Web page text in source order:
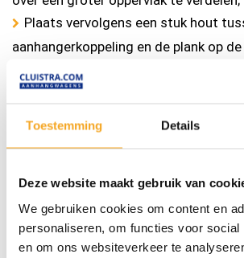
Toestemming Details
Deze website maakt gebruik van
We gebruiken cookies om content en
personaliseren, om functies voor social
en om ons websiteverkeer te
Plaats vervolgens een stuk hout
aanhangerkoppeling en de plank op
Laat de aanhangwagen op de
meet vervolgens de druk.
Extra advies van Hapert:
ervaring heeft altijd eerst te wegen.
doe navraag over het exacte gewicht
voordat u met de aanhanger de weg